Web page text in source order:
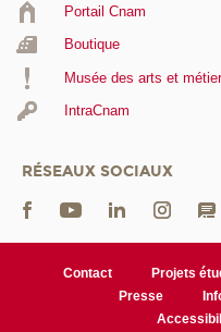
Portail Cnam
Boutique
Musée des arts et
IntraCnam
RÉSEAUX SOCIAUX
Contact Projets
Presse